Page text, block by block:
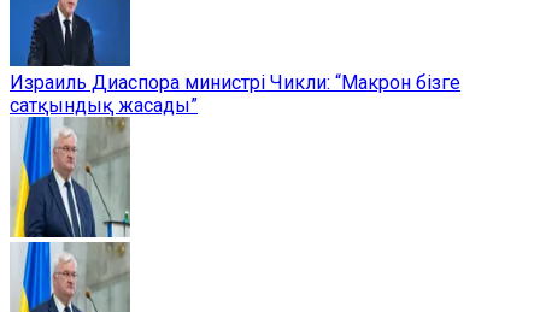
Израиль Диаспора министрі Чикли: “Макрон бізге
сатқындық жасады”